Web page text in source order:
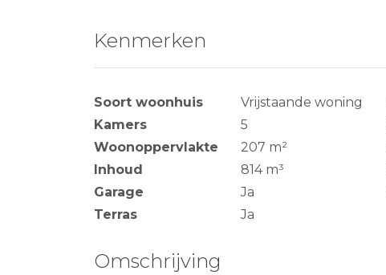
Kenmerken
Soort woonhuis Vrijstaande woning
Kamers
5
Woonoppervlakte
207 m²
Inhoud
814 m³
Garage
Ja
Terras
Ja
Omschrijving